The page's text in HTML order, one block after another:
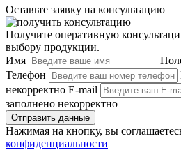
Оставьте заявку на консультацию
Получите оперативную
выбору продукции.
Имя
Телефон
некорректно E-mail
заполнено некорректно
Отправить данные
Нажимая на кнопку, вы
конфиденциальности